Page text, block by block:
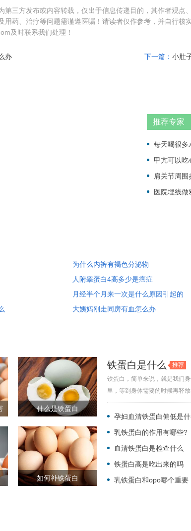
第三方发布或内容转载，仅出于信息传递目的，其作者观点
用药、治疗等问题需谨遵医嘱！请读者仅作参考，并自行核
及时联系我们处理！
办 下一篇： 小肚
推荐专家
每天喝很多
甲亢可以吃
肩关节周围
医院埋线
为什么内裤有褐色分泌物
人附睾蛋白4高多少是癌症
月经半个月来一次是什么原因引起的
大姨妈刚走同房有血怎么办
什么是铁蛋白
如何补铁蛋白
铁蛋白是什么
推荐
铁蛋白，简单来说，就是我们
里，等到身体需要的时候再释
孕妇血清铁蛋白偏低是
乳铁蛋白的作用有哪些?
血清铁蛋白是检查什么
铁蛋白高是吃出来的吗
乳铁蛋白和opo哪个重要